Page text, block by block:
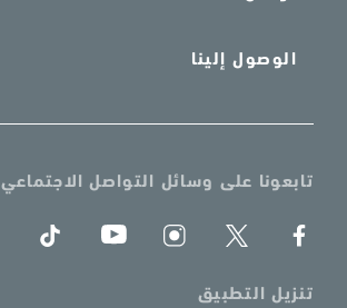
الوصول إلينا
تابعونا على وسائل التواصل الاجتماعي
تنزيل التطبيق